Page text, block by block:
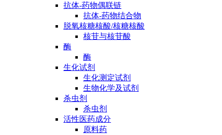
抗体-药物偶联链
抗体-药物结合物
脱氧核糖核酸/核糖核酸
核苷与核苷酸
酶
酶
生化试剂
生化测定试剂
生物化学及试剂
杀虫剂
杀虫剂
活性医药成分
原料药